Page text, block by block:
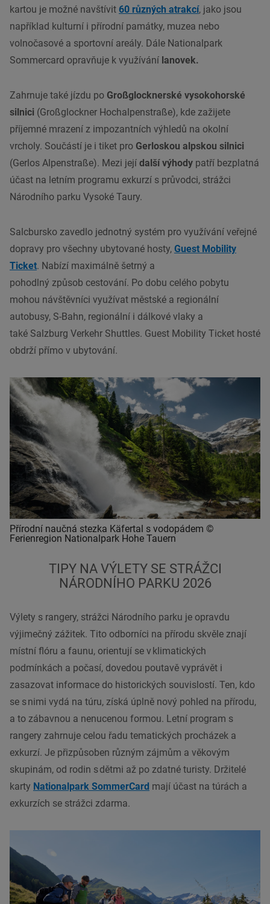
kartou je možné navštívit 60 různých atrakcí, jako jsou
například kulturní i přírodní památky, muzea nebo
volnočasové a sportovní areály. Dále Nationalpark
Sommercard opravňuje k využívání lanovek.
Zahrnuje také jízdu po Großglocknerské vysokohorské
silnici (Großglockner Hochalpenstraße), kde zažijete
příjemné mrazení z impozantních výhledů na okolní
vrcholy. Součástí je i tiket pro Gerloskou alpskou silnici
(Gerlos Alpenstraße). Mezi její další výhody patří bezplatná
účast na letním programu exkurzí s průvodci, strážci
Národního parku Vysoké Taury.
Salcbursko zavedlo jednotný systém pro využívání veřejné
dopravy pro všechny ubytované hosty, Guest Mobility
Ticket. Nabízí maximálně šetrný a
pohodlný způsob cestování. Po dobu celého pobytu
mohou návštěvníci využívat městské a regionální
autobusy, S-Bahn, regionální i dálkové vlaky a
také Salzburg Verkehr Shuttles. Guest Mobility Ticket hosté
obdrží přímo v ubytování.
Přírodní naučná stezka Käfertal s vodopádem ©
Ferienregion Nationalpark Hohe Tauern
TIPY NA VÝLETY SE STRÁŽCI
NÁRODNÍHO PARKU 2026
Výlety s rangery, strážci Národního parku je opravdu
výjimečný zážitek. Tito odborníci na přírodu skvěle znají
místní flóru a faunu, orientují se v klimatických
podmínkách a počasí, dovedou poutavě vyprávět i
zasazovat informace do historických souvislostí. Ten, kdo
se s nimi vydá na túru, získá úplně nový pohled na přírodu,
a to zábavnou a nenucenou formou. Letní program s
rangery zahrnuje celou řadu tematických procházek a
exkurzí. Je přizpůsoben různým zájmům a věkovým
skupinám, od rodin s dětmi až po zdatné turisty. Držitelé
karty Nationalpark SommerCard mají účast na túrách a
exkurzích se strážci zdarma.